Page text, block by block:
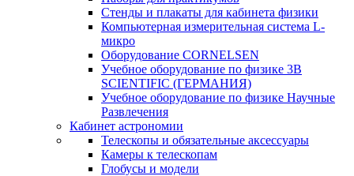
Стенды и плакаты для кабинета физики
Компьютерная измерительная система L-
микро
Оборудование CORNELSEN
Учебное оборудование по физике 3B
SCIENTIFIC (ГЕРМАНИЯ)
Учебное оборудование по физике Научные
Развлечения
Кабинет астрономии
Телескопы и обязательные аксессуары
Камеры к телескопам
Глобусы и модели